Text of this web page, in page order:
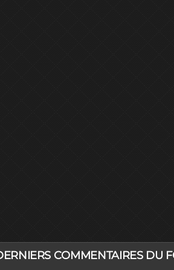
COMMENTAIRES DU